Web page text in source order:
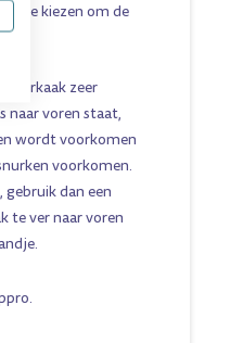
te kiezen om de
zeer
naar voren staat,
wordt voorkomen
voorkomen.
dan een
te ver naar voren
.